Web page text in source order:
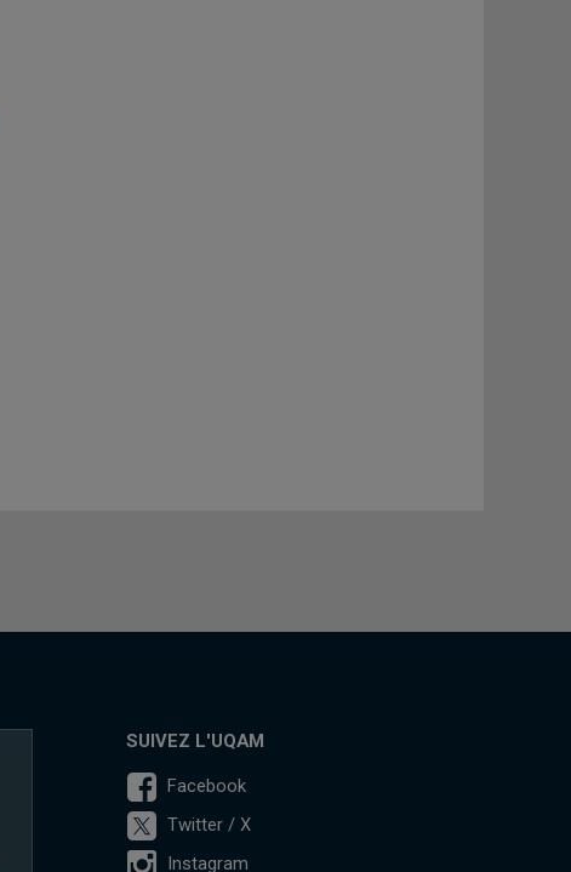
SUIVEZ L'UQAM
Facebook
Twitter / X
Instagram